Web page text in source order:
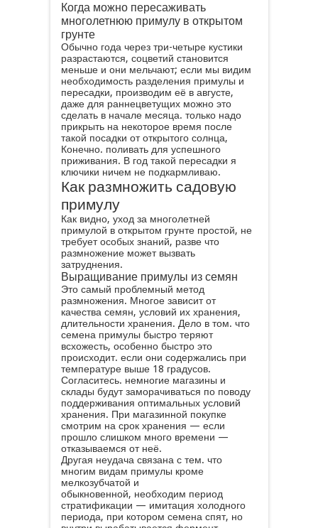
Когда можно пересаживать
многолетнюю примулу в открытом
грунте
Обычно года через три-четыре кустики
разрастаются, соцветий становится
меньше и они мельчают; если мы видим
необходимость разделения примулы и
пересадки, производим её в августе,
даже для раннецветущих можно это
сделать в начале месяца. только надо
прикрыть на некоторое время после
такой посадки от открытого солнца,
Конечно. поливать для успешного
приживания. В год такой пересадки я
ключики ничем не подкармливаю.
Как размножить садовую
примулу
Как видно, уход за многолетней
примулой в открытом грунте простой, не
требует особых знаний, разве что
размножение может вызвать
затруднения.
Выращивание примулы из семян
Это самый проблемный метод
размножения. Многое зависит от
качества семян, условий их хранения,
длительности хранения. Дело в том. что
семена примулы быстро теряют
всхожесть, особенно быстро это
происходит. если они содержались при
температуре выше 18 градусов.
Согласитесь. немногие магазины и
склады будут заморачиваться по поводу
поддерживания оптимальных условий
хранения. При магазинной покупке
смотрим на срок хранения — если
прошло слишком много времени —
отказываемся от неё.
Другая неудача связана с тем. что
многим видам примулы кроме
мелкозубчатой и
обыкновенной, необходим период
стратификации — имитация холодного
периода, при котором семена спят, но